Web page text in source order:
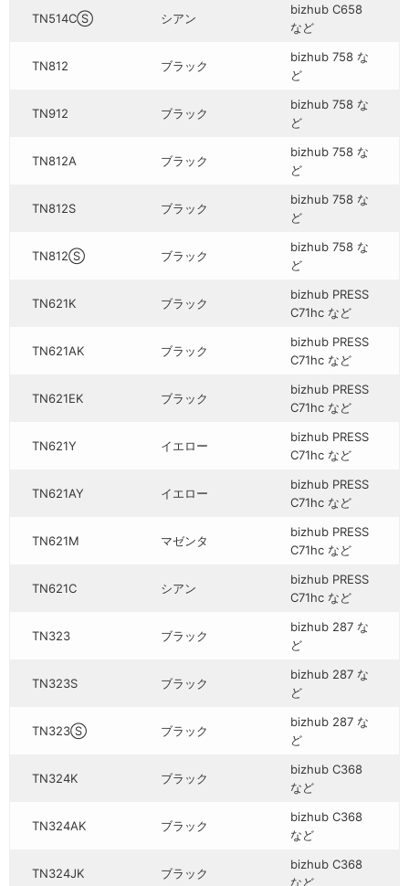
TN514CⓈ シアン
bizhub C658
など
TN812 ブラック
bizhub 758 な
ど
TN912 ブラック
bizhub 758 な
ど
TN812A ブラック
bizhub 758 な
ど
TN812S ブラック
bizhub 758 な
ど
TN812Ⓢ ブラック
bizhub 758 な
ど
TN621K ブラック
bizhub PRESS
C71hc など
TN621AK ブラック
bizhub PRESS
C71hc など
TN621EK ブラック
bizhub PRESS
C71hc など
TN621Y イエロー
bizhub PRESS
C71hc など
TN621AY イエロー
bizhub PRESS
C71hc など
TN621M マゼンタ
bizhub PRESS
C71hc など
TN621C シアン
bizhub PRESS
C71hc など
TN323 ブラック
bizhub 287 な
ど
TN323S ブラック
bizhub 287 な
ど
TN323Ⓢ ブラック
bizhub 287 な
ど
TN324K ブラック
bizhub C368
など
TN324AK ブラック
bizhub C368
など
TN324JK ブラック
bizhub C368
など